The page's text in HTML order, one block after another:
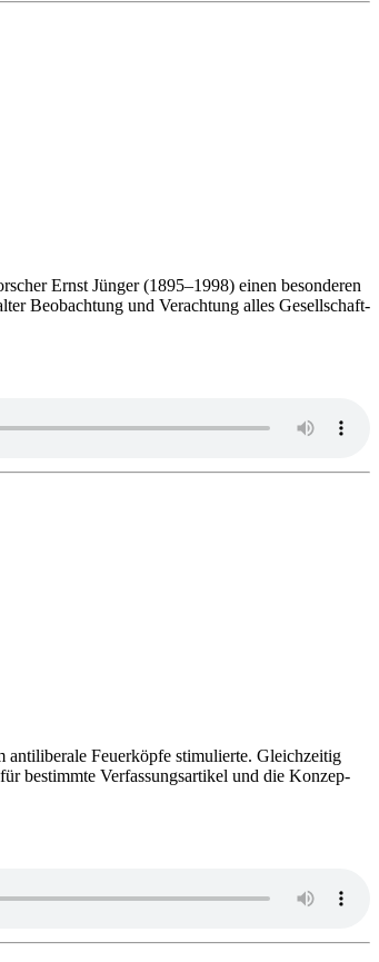
Ernst Jünger (1895–1998) einen beson­de­ren
Beob­ach­tung und Ver­ach­tung alles Gesell­schaft­
anti­li­be­rale Feu­er­köpfe sti­mu­lierte. Gleich­zei­tig
bestimmte Ver­fas­sungs­ar­ti­kel und die Kon­zep­